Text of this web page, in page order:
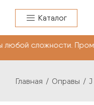
Каталог
Главная / Оправы / J